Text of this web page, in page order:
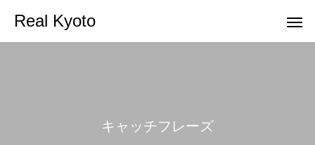
Real Kyoto
キ ャ ッチフ レー ズ